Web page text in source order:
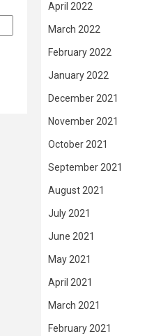
April 2022
March 2022
February 2022
January 2022
December 2021
November 2021
October 2021
September 2021
August 2021
July 2021
June 2021
May 2021
April 2021
March 2021
February 2021